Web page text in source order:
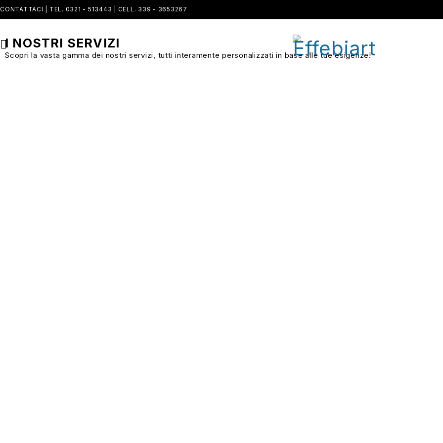
CONTATTACI | TEL. 0321 - 513443 | CELL. 339 - 3653267
I NOSTRI SERVIZI
Scopri la vasta gamma dei nostri servizi, tutti interamente personalizzati in base alle tue esigenze!